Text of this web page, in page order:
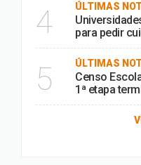
4 ÚLTIMAS
para pedir
5 ÚLTIMAS
Censo
1ª etapa